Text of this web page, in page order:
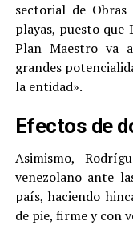
sectorial de
playas, puesto
Plan Maestro va
grandes
la entidad».
Efectos de
Asimismo,
venezolano ante
país, haciendo
de pie, firme y con